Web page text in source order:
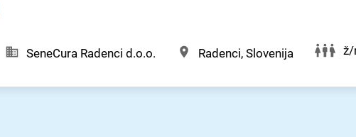
SeneCura Radenci d.o.o. Radenci, Slovenija